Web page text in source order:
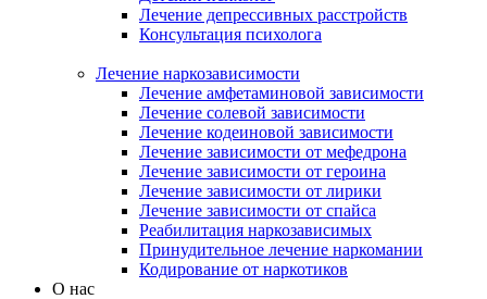
Лечение депрессивных расстройств
Консультация психолога
Лечение наркозависимости
Лечение амфетаминовой зависимости
Лечение солевой зависимости
Лечение кодеиновой зависимости
Лечение зависимости от мефедрона
Лечение зависимости от героина
Лечение зависимости от лирики
Лечение зависимости от спайса
Реабилитация наркозависимых
Принудительное лечение наркомании
Кодирование от наркотиков
О нас